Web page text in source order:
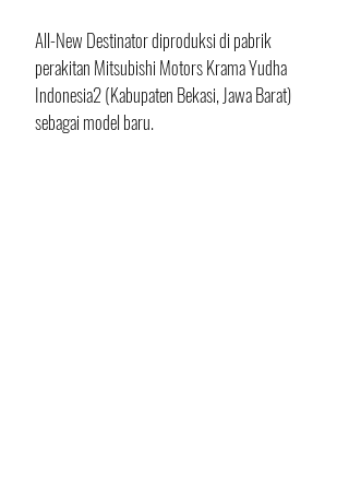
All-New Destinator diproduksi di pabrik
perakitan Mitsubishi Motors Krama Yudha
Indonesia2 (Kabupaten Bekasi, Jawa Barat)
sebagai model baru.